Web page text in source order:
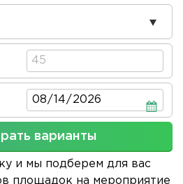
Дата
варианты
и мы подберем для вас
площадок на мероприятие